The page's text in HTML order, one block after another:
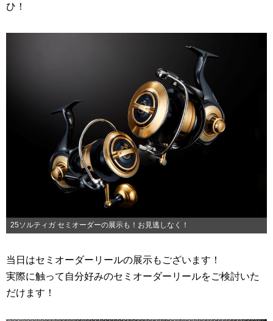
ひ！
25ソルティガ セミオーダーの展示も！お見逃しなく！
当日はセミオーダーリールの展示もございます！
実際に触って自分好みのセミオーダーリールをご検討いた
だけます！